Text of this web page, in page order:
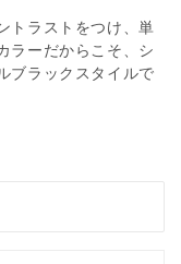
トラストをつけ、単
ラーだからこそ、シ
ブラックスタイルで